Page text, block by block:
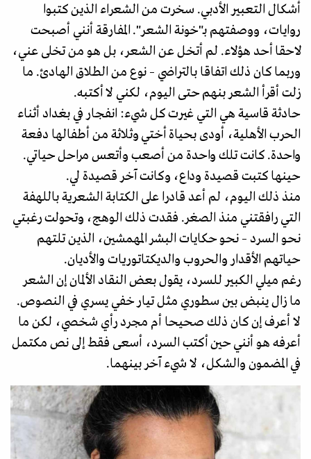
أشكال التعبير الأدبي. سخرت من الشعراء الذين كتبوا
روايات، ووصفتهم بـ"خونة الشعر". المفارقة أنني أصبحت
لاحقا أحد هؤلاء. لم أتخل عن الشعر، بل هو من تخلى عني،
وربما كان ذلك اتفاقا بالتراضي – نوع من الطلاق الهادئ. ما
زلت أقرأ الشعر بنهم حتى اليوم، لكني لا أكتبه.
حادثة قاسية هي التي غيرت كل شيء: انفجار في بغداد أثناء
الحرب الأهلية، أودى بحياة أختي وثلاثة من أطفالها دفعة
واحدة. كانت تلك واحدة من أصعب وأتعس مراحل حياتي.
حينها كتبت قصيدة وداع، وكانت آخر قصيدة لي.
منذ ذلك اليوم، لم أعد قادرا على الكتابة الشعرية باللهفة
التي رافقتني منذ الصغر. فقدت ذلك الوهج، وتحولت رغبتي
نحو السرد – نحو حكايات البشر المهمشين، الذين تلتهم
حياتهم الأقدار والحروب والديكتاتوريات والأديان.
رغم ميلي الكبير للسرد، يقول بعض النقاد الألمان إن الشعر
ما زال ينبض بين سطوري مثل تيار خفي يسري في النصوص.
لا أعرف إن كان ذلك صحيحا أم مجرد رأي شخصي، لكن ما
أعرفه هو أنني حين أكتب السرد، أسعى فقط إلى نص مكتمل
في المضمون والشكل، لا شيء آخر بينهما.